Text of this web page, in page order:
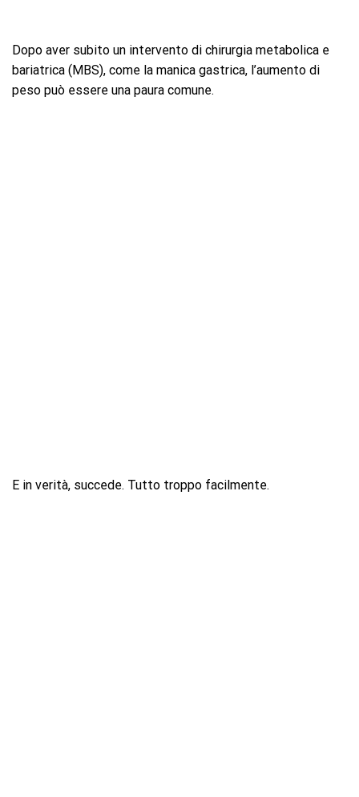
Dopo aver subito un intervento di chirurgia metabolica e
bariatrica (MBS), come la manica gastrica, l’aumento di
peso può essere una paura comune.
E in verità, succede. Tutto troppo facilmente.